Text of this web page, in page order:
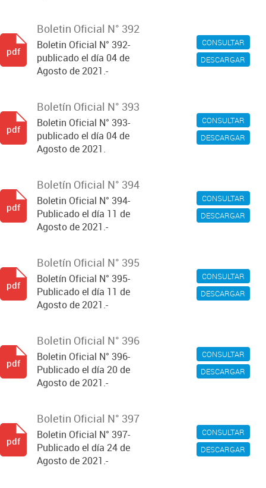
CONSULTAR
DESCARGAR
Boletin Oficial N° 392
Boletin Oficial N° 392-
publicado el día 04 de
Agosto de 2021.-
pdf
CONSULTAR
DESCARGAR
Boletín Oficial N° 393
Boletin Oficial N° 393-
publicado el día 04 de
Agosto de 2021.
pdf
CONSULTAR
DESCARGAR
Boletín Oficial N° 394
Boletin Oficial N° 394-
Publicado el día 11 de
Agosto de 2021.-
pdf
CONSULTAR
DESCARGAR
Boletín Oficial N° 395
Boletín Oficial N° 395-
Publicado el día 11 de
Agosto de 2021.-
pdf
CONSULTAR
DESCARGAR
Boletin Oficial N° 396
Boletin Oficial N° 396-
Publicado el día 20 de
Agosto de 2021.-
pdf
CONSULTAR
DESCARGAR
Boletin Oficial N° 397
Boletin Oficial N° 397-
Publicado el día 24 de
Agosto de 2021.-
pdf